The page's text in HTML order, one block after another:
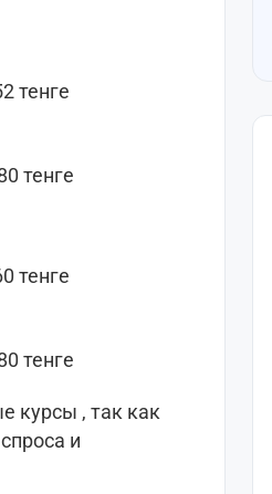
тенге
тенге
тенге
тенге
курсы , так как
и